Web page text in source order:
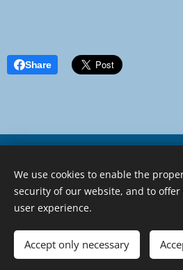
Share
Developed by
We use cookies to enable the
security of our website, and to
user experience.
Accept only necessary